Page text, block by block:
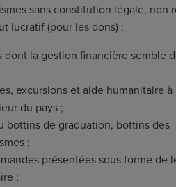
sans constitution légale, non
lucratif (pour les dons) ;
dont la gestion financière semble
excursions et aide humanitaire à
du pays ;
bottins de graduation, bottins des
;
présentées sous forme de
;